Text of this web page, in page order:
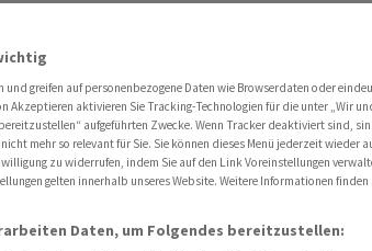
und greifen auf personenbezogene Daten wie Browserdaten oder
Akzeptieren aktivieren Sie Tracking-Technologien für die unter „Wir
aufgeführten Zwecke. Wenn Tracker deaktiviert sind,
mehr so relevant für Sie. Sie können dieses Menü jederzeit wieder
zu widerrufen, indem Sie auf den Link Voreinstellungen
gelten innerhalb unseres Website. Weitere Informationen finden
Daten, um Folgendes bereitzustellen: